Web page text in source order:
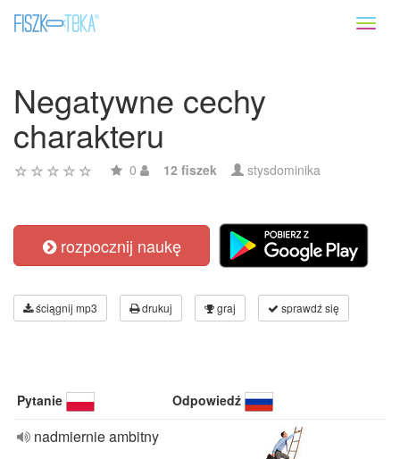
Negatywne cechy
charakteru
0 12 fiszek stysdominika
rozpocznij naukę
ściągnij mp3 drukuj graj sprawdź się
Pytanie Odpowiedź
nadmiernie ambitny